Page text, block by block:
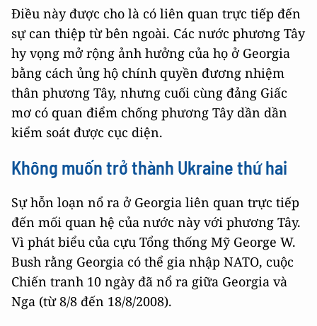
Điều này được cho là có liên quan trực tiếp đến
sự can thiệp từ bên ngoài. Các nước phương Tây
hy vọng mở rộng ảnh hưởng của họ ở Georgia
bằng cách ủng hộ chính quyền đương nhiệm
thân phương Tây, nhưng cuối cùng đảng Giấc
mơ có quan điểm chống phương Tây dần dần
kiểm soát được cục diện.
Không muốn trở thành Ukraine thứ hai
Sự hỗn loạn nổ ra ở Georgia liên quan trực tiếp
đến mối quan hệ của nước này với phương Tây.
Vì phát biểu của cựu Tổng thống Mỹ George W.
Bush rằng Georgia có thể gia nhập NATO, cuộc
Chiến tranh 10 ngày đã nổ ra giữa Georgia và
Nga (từ 8/8 đến 18/8/2008).